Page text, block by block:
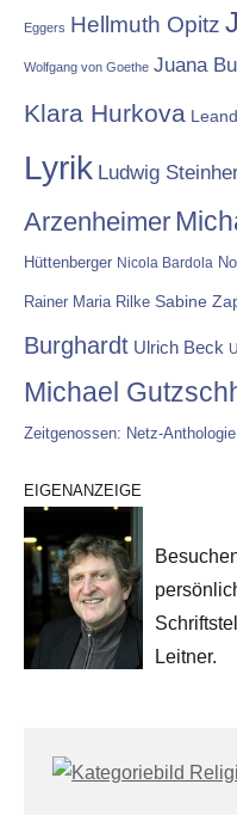
Eggers Hellmuth Opitz
Wolfgang von Goethe Juana
Klara Hurkova
Lyrik Ludwig
Arzenheimer
Hüttenberger Nicola Bardola
Rainer Maria Rilke Sabine
Burghardt Ulrich Beck
Michael
Zeitgenossen: Netz-Anthologie
EIGENANZEIGE
Leitner.